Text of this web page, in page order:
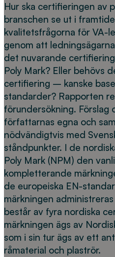
Hur ska certifieringen av
branschen se ut i
kvalitetsfrågorna för VA-
genom att
det nuvarande
Poly Mark? Eller behövs
certifiering – kanske
standarder? Rapporten
förundersökning. Förslag
författarnas egna och
nödvändigtvis med
ståndpunkter. I de
Poly Mark (NPM) den
kompletterande
de europeiska EN-
märkningen
består av fyra nordiska
märkningen ägs av
som i sin tur ägs av ett
råmaterial och plaströr.